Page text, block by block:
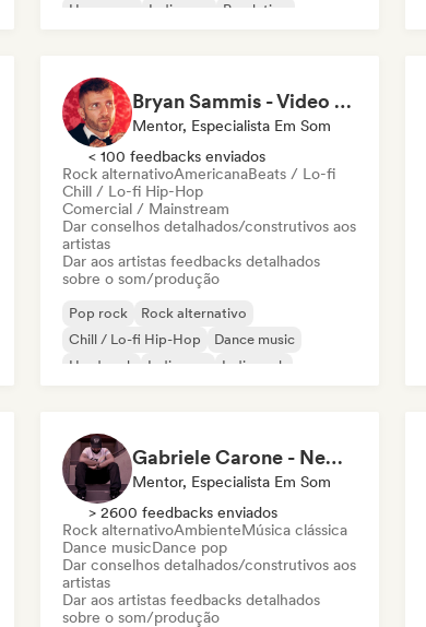
Hyperpop
Indie pop
Pop latino
Bryan Sammis - Video Feedback
Mentor, Especialista Em Som
< 100 feedbacks enviados
Rock alternativoAmericanaBeats / Lo-fi
Chill / Lo-fi Hip-Hop
Comercial / Mainstream
Dar conselhos detalhados/construtivos aos
artistas
Dar aos artistas feedbacks detalhados
sobre o som/produção
Pop rock
Rock alternativo
Chill / Lo-fi Hip-Hop
Dance music
Hard rock
Indie pop
Indie rock
Gabriele Carone - NewAir Studio
Mentor, Especialista Em Som
> 2600 feedbacks enviados
Rock alternativoAmbienteMúsica clássica
Dance musicDance pop
Dar conselhos detalhados/construtivos aos
artistas
Dar aos artistas feedbacks detalhados
sobre o som/produção